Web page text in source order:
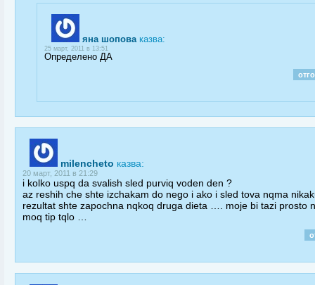
яна шопова казва:
25 март, 2011 в 13:51
Определено ДА
milencheto казва:
20 март, 2011 в 21:29
i kolko uspq da svalish sled purviq voden den ?
az reshih che shte izchakam do nego i ako i sled tova nqma
rezultat shte zapochna nqkoq druga dieta …. moje bi tazi prosto
moq tip tqlo …